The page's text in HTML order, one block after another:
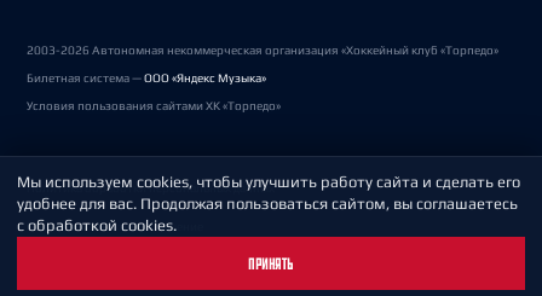
2003-2026 Автономная некоммерческая организация «Хоккейный клуб «Торпедо»
Билетная система —ООО «Яндекс Музыка»
Условия пользования сайтами ХК «Торпедо»
Политика обработки персональных данных
Пользовательское соглашение
Мы используем cookies, чтобы улучшить работу сайта и сделать его
удобнее для вас. Продолжая пользоваться сайтом, вы соглашаетесь
с обработкой cookies.
ПРИНЯТЬ